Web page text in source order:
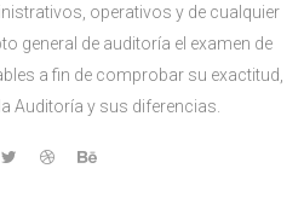
operativos y de cualquier
general de auditoría el examen de
a fin de comprobar su exactitud,
Auditoría y sus diferencias.